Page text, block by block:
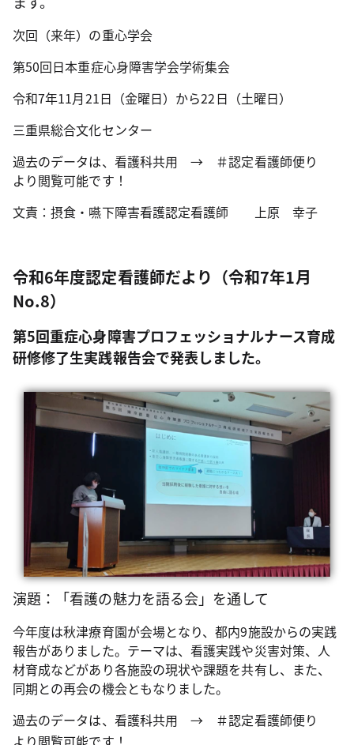
次回（来年）の重心学会
第50回日本重症心身障害学会学術集会
令和7年11月21日（金曜日）から22日（土曜日）
三重県総合文化センター
過去のデータは、看護科共用 → ＃認定看護師便り
より閲覧可能です！
文責：摂食・嚥下障害看護認定看護師 上原 幸子
令和6年度認定看護師だより（令和7年1月
No.8）
第5回重症心身障害プロフェッショナルナース育成
研修修了生実践報告会で発表しました。
演題：「看護の魅力を語る会」を通して
今年度は秋津療育園が会場となり、都内9施設からの実践
報告がありました。テーマは、看護実践や災害対策、人
材育成などがあり各施設の現状や課題を共有し、また、
同期との再会の機会ともなりました。
過去のデータは、看護科共用 → ＃認定看護師便り
より閲覧可能です！